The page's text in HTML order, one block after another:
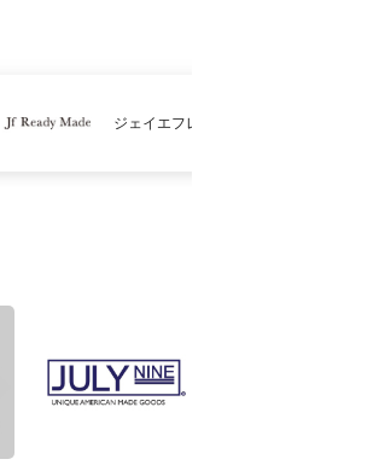
ジェイエフレディメイド